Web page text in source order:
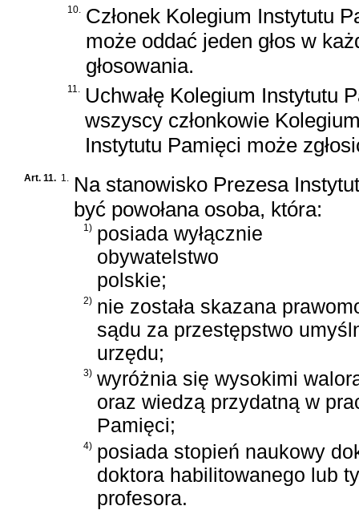
10. Członek Kolegium Instytutu
może oddać jeden głos w
głosowania.
11. Uchwałę Kolegium Instytutu
wszyscy członkowie
Instytutu Pamięci może
Art. 11. 1. Na stanowisko Prezesa
być powołana osoba, która:
1) posiada wyłącznie
obywatelstwo
polskie;
2) nie została skazana
sądu za przestępstwo
urzędu;
3) wyróżnia się wysokimi
oraz wiedzą przydatną w
Pamięci;
4) posiada stopień naukowy
doktora habilitowanego lub
profesora.